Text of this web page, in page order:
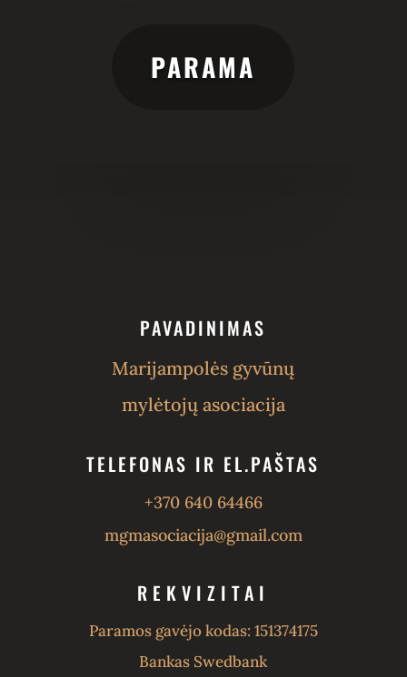
PARAMA
PAVADINIMAS
Marijampolės gyvūnų
mylėtojų asociacija
TELEFONAS IR EL.PAŠTAS
+370 640 64466
mgmasociacija@gmail.com
REKVIZITAI
Paramos gavėjo kodas: 151374175
Bankas Swedbank